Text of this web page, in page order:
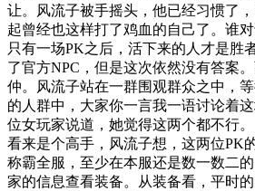
让。风流子被手摇头，他已经习惯了
起曾经也这样打了鸡血的自己了。谁
只有一场PK之后，活下来的人才是胜
了官方NPC，但是这次依然没有答案
仲。风流子站在一群围观群众之中，
的人群中，大家你一言我一语讨论着
位女玩家说道，她觉得这两个都不行。
看来是个高手，风流子想，这两位PK
称霸全服，至少在本服还是数一数二
家的信息查看装备。从装备看，平时